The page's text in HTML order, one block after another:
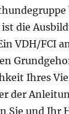
ist die
VDH/FCI
Ihres
der
Sie und Ihr